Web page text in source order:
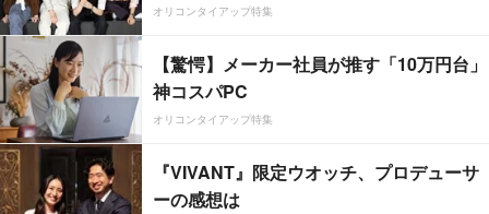
オリコンタイアップ特集
【驚愕】メーカー社員が推す「10万円台」
神コスパPC
オリコンタイアップ特集
『VIVANT』限定ウオッチ、プロデューサ
ーの感想は